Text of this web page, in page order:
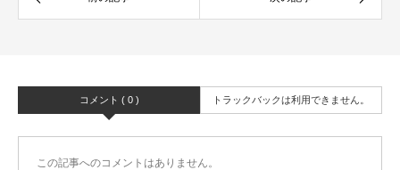
コメント ( 0 ) トラックバックは利用できません。
この記事へのコメントはありません。